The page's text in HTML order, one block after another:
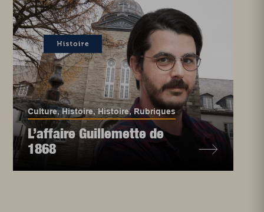
Culture,Histoire,Histoire,Rubriques
L’affaire Guillemette de
1868